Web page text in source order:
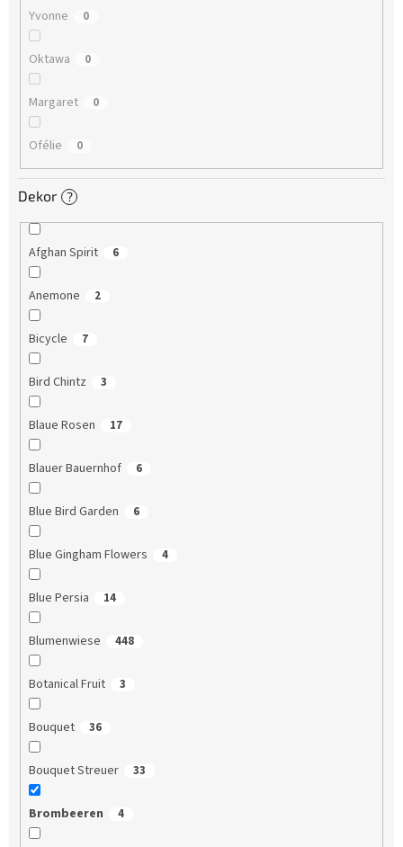
Yvonne 0
Oktawa 0
Margaret 0
Ofélie 0
Dekor ?
Afghan Spirit 6
Anemone 2
Bicycle 7
Bird Chintz 3
Blaue Rosen 17
Blauer Bauernhof 6
Blue Bird Garden 6
Blue Gingham Flowers 4
Blue Persia 14
Blumenwiese 448
Botanical Fruit 3
Bouquet 36
Bouquet Streuer 33
Brombeeren 4